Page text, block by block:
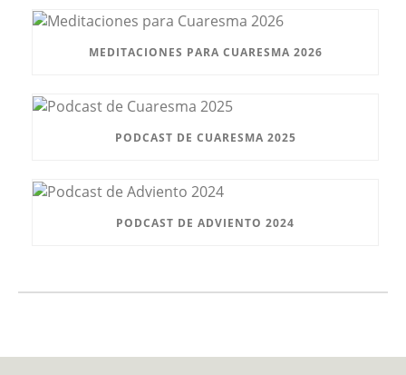
MEDITACIONES PARA CUARESMA 2026
PODCAST DE CUARESMA 2025
PODCAST DE ADVIENTO 2024